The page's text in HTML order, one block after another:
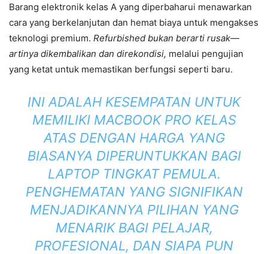
Barang elektronik kelas A yang diperbaharui menawarkan
cara yang berkelanjutan dan hemat biaya untuk mengakses
teknologi premium. Refurbished bukan berarti rusak—
artinya dikembalikan dan direkondisi, melalui pengujian
yang ketat untuk memastikan berfungsi seperti baru.
INI ADALAH KESEMPATAN UNTUK
MEMILIKI MACBOOK PRO KELAS
ATAS DENGAN HARGA YANG
BIASANYA DIPERUNTUKKAN BAGI
LAPTOP TINGKAT PEMULA.
PENGHEMATAN YANG SIGNIFIKAN
MENJADIKANNYA PILIHAN YANG
MENARIK BAGI PELAJAR,
PROFESIONAL, DAN SIAPA PUN